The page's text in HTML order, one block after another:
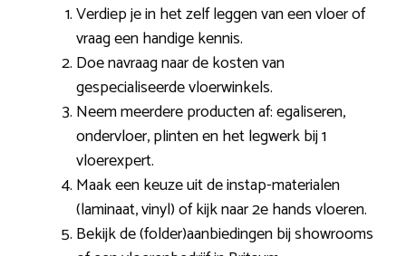
Verdiep je in het zelf leggen van een vloer of
vraag een handige kennis.
Doe navraag naar de kosten van
gespecialiseerde vloerwinkels.
Neem meerdere producten af: egaliseren,
ondervloer, plinten en het legwerk bij 1
vloerexpert.
Maak een keuze uit de instap-materialen
(laminaat, vinyl) of kijk naar 2e hands vloeren.
Bekijk de (folder)aanbiedingen bij showrooms